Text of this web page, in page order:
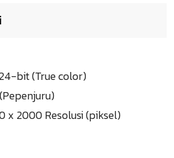
bit (True color)
x 2000 Resolusi (piksel)